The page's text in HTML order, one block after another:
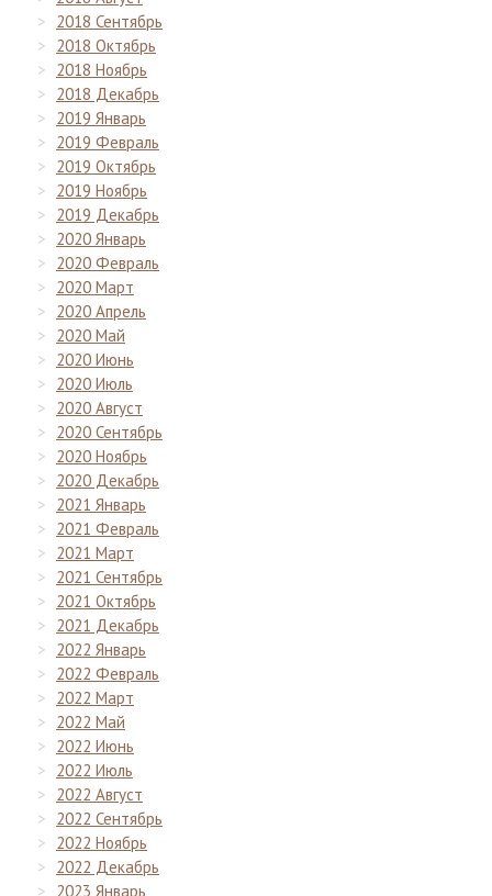
2018 Сентябрь
2018 Октябрь
2018 Ноябрь
2018 Декабрь
2019 Январь
2019 Февраль
2019 Октябрь
2019 Ноябрь
2019 Декабрь
2020 Январь
2020 Февраль
2020 Март
2020 Апрель
2020 Май
2020 Июнь
2020 Июль
2020 Август
2020 Сентябрь
2020 Ноябрь
2020 Декабрь
2021 Январь
2021 Февраль
2021 Март
2021 Сентябрь
2021 Октябрь
2021 Декабрь
2022 Январь
2022 Февраль
2022 Март
2022 Май
2022 Июнь
2022 Июль
2022 Август
2022 Сентябрь
2022 Ноябрь
2022 Декабрь
2023 Январь